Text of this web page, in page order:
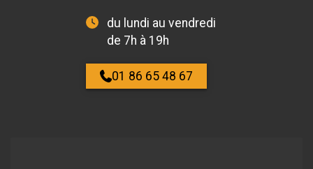
du lundi au vendredi
de 7h à 19h
01 86 65 48 67